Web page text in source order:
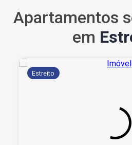
Apartamentos
em
Estreito